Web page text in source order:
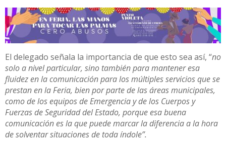
El delegado señala la importancia de que esto sea así, “no
solo a nivel particular, sino también para mantener esa
fluidez en la comunicación para los múltiples servicios que se
prestan en la Feria, bien por parte de las áreas municipales,
como de los equipos de Emergencia y de los Cuerpos y
Fuerzas de Seguridad del Estado, porque esa buena
comunicación es la que puede marcar la diferencia a la hora
de solventar situaciones de toda índole”.